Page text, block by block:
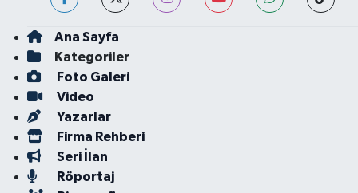
Ana Sayfa
Kategoriler
Foto Galeri
Video
Yazarlar
Firma Rehberi
Seri İlan
Röportaj